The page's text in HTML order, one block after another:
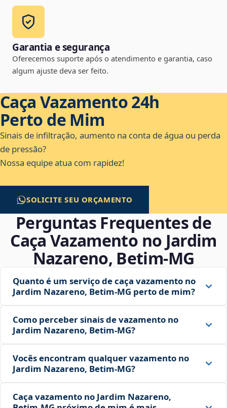
Garantia e segurança
Oferecemos suporte após o atendimento e garantia, caso
algum ajuste deva ser feito.
Caça Vazamento 24h
Perto de Mim
Sinais de infiltração, aumento na conta de água ou perda
de pressão?
Nossa equipe atua com rapidez!
SOLICITE SEU ORÇAMENTO
Perguntas Frequentes de
Caça Vazamento no Jardim
Nazareno, Betim‑MG
Quanto é um serviço de caça vazamento no
Jardim Nazareno, Betim‑MG perto de mim?
Como perceber sinais de vazamento no
Jardim Nazareno, Betim‑MG?
Vocês encontram qualquer vazamento no
Jardim Nazareno, Betim‑MG?
Caça vazamento no Jardim Nazareno,